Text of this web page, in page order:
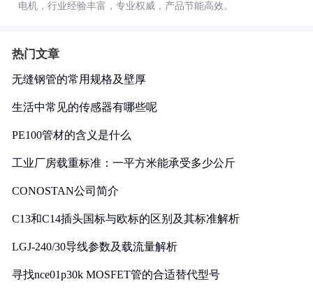
电机，行业经验丰富，专业权威，产品节能高效。
热门文章
无缝钢管的常用规格及壁厚
生活中常见的传感器有哪些呢
PE100管材的含义是什么
工业厂房载重标准：一平方米能承受多少公斤
CONOSTAN公司简介
C13和C14插头国标与欧标的区别及其标准解析
LGJ-240/30导线参数及载流量解析
寻找nce01p30k MOSFET管的合适替代型号